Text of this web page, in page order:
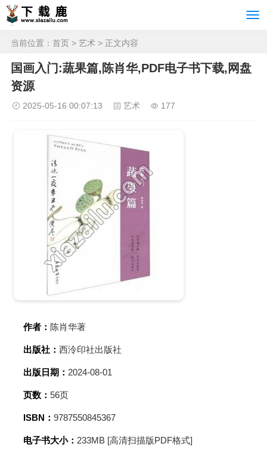
当前位置： 首页 > 艺术 > 正文内容
国画入门:蔬果篇,陈肖华,PDF电子书下载,网盘
资源
2025-05-16 00:07:13 艺术 177
作者： 陈肖华著
出版社： 西泠印社出版社
出版日期： 2024-08-01
页数： 56页
ISBN： 9787550845367
电子书大小： 233MB [高清扫描版PDF格式]